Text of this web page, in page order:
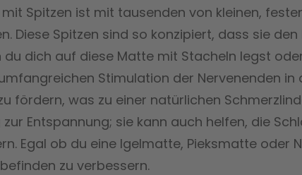
Spitzen ist mit tausenden von kleinen,
Diese Spitzen sind so konzipiert, dass sie
dich auf diese Matte mit Stacheln legst
Stimulation der Nervenenden
fördern, was zu einer natürlichen
Entspannung; sie kann auch helfen, die
Egal ob du eine Igelmatte, Pieksmatte
zu verbessern.